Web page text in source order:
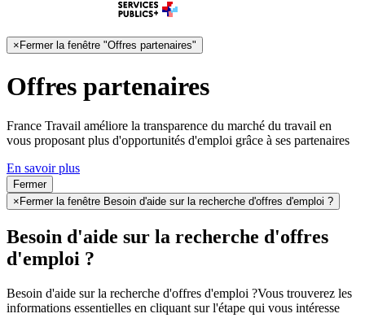
× Fermer la fenêtre "Offres partenaires"
Offres partenaires
France Travail améliore la transparence du marché du travail en
vous proposant plus d'opportunités d'emploi grâce à ses partenaires
En savoir plus
Fermer
× Fermer la fenêtre Besoin d'aide sur la recherche d'offres d'emploi ?
Besoin d'aide sur la recherche d'offres
d'emploi ?
Besoin d'aide sur la recherche d'offres d'emploi ?Vous trouverez les
informations essentielles en cliquant sur l'étape qui vous intéresse